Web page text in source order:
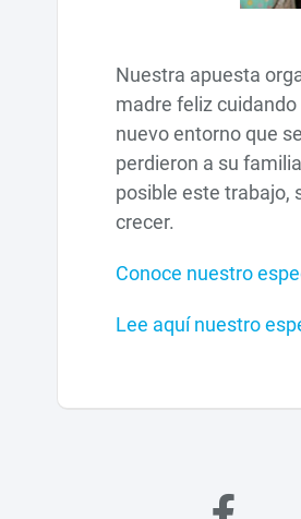
Nuestra apuesta
madre feliz
nuevo entorno que
perdieron a su
posible este trabajo,
crecer.
Conoce nuestro
Lee aquí nuestro